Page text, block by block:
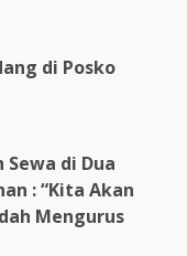
di Posko
Sewa di Dua
: “Kita Akan
Mengurus